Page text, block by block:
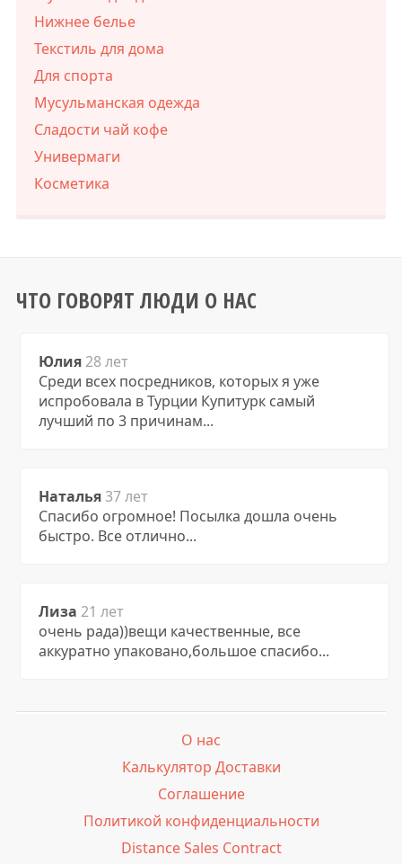
Нижнее белье
Текстиль для дома
Для спорта
Мусульманская одежда
Сладости чай кофе
Универмаги
Косметика
ЧТО ГОВОРЯТ ЛЮДИ О НАС
Юлия 28 лет
Среди всех посредников, которых я уже
испробовала в Турции Купитурк самый
лучший по 3 причинам...
Наталья37 лет
Спасибо огромное! Посылка дошла очень
быстро. Все отлично...
Лиза 21 лет
очень рада))вещи качественные, все
аккуратно упаковано,большое спасибо...
О нас
Калькулятор Доставки
Соглашение
Политикой конфиденциальности
Distance Sales Contract